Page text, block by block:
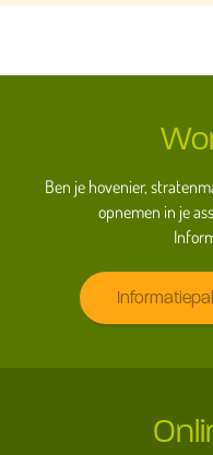
Ben je hovenier,
opnemen in je